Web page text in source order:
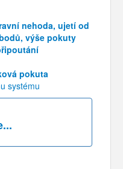
nehoda, ujetí od
výše pokuty
pokuta
systému